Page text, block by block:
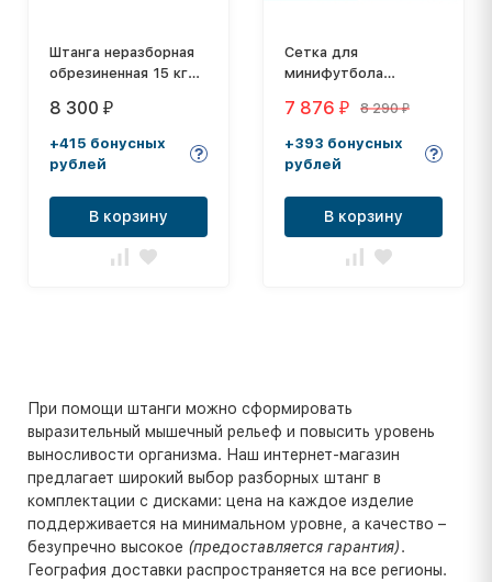
Штанга неразборная
обрезиненная 15 кг
8 300 ₽
+415 бонусных
рублей
В корзину
Сетка для
минифутбола
7 876 ₽ 8 290₽
+393 бонусных
рублей
В корзину
При помощи штанги можно сформировать
выразительный мышечный рельеф и повысить уровень
выносливости организма. Наш интернет-магазин
предлагает широкий выбор разборных штанг в
комплектации с дисками: цена на каждое изделие
поддерживается на минимальном уровне, а качество –
безупречно высокое (предоставляется гарантия).
География доставки распространяется на все регионы.